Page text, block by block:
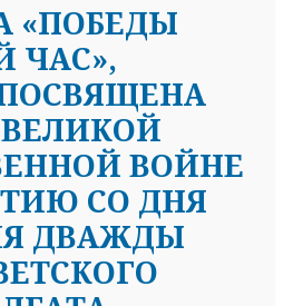
«ПОБЕДЫ
ЧАС»,
ВОЙНЕ
СО ДНЯ
ДВАЖДЫ